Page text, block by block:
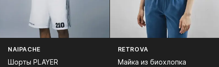
NAIPACHE
Шорты PLAYER
RETROVA
Майка из биохлопка